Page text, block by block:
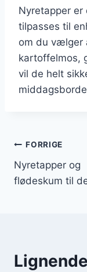
Nyretapper
tilpasses til
om du vælger
kartoffelmos,
vil de helt
FORRIGE
Nyretapper og
flødeskum til